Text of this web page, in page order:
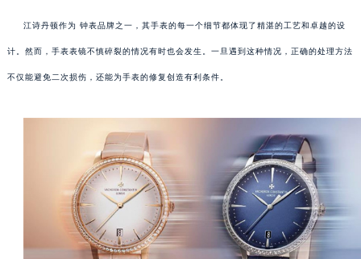
江诗丹顿作为 钟表品牌之一，其手表的每一个细节都体现了精湛的工艺和卓越的设
计。然而，手表表镜不慎碎裂的情况有时也会发生。一旦遇到这种情况，正确的处理方法
不仅能避免二次损伤，还能为手表的修复创造有利条件。